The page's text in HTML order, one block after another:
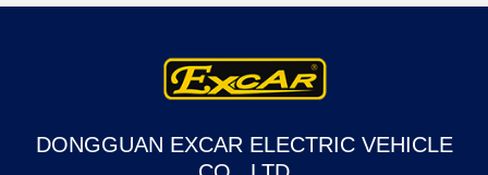
DONGGUAN EXCAR ELECTRIC VEHICLE